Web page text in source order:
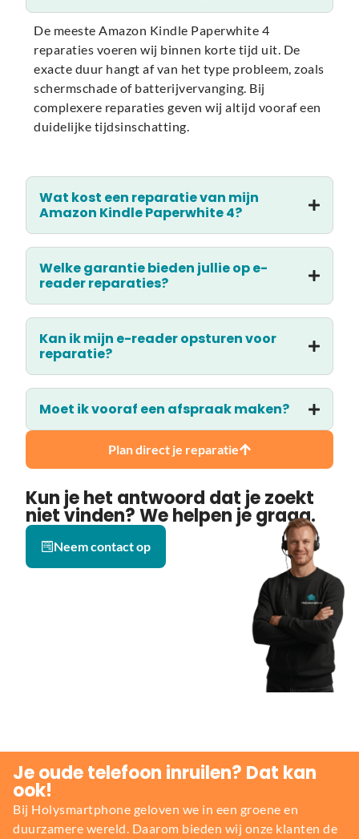
De meeste Amazon Kindle Paperwhite 4
reparaties voeren wij binnen korte tijd uit. De
exacte duur hangt af van het type probleem, zoals
schermschade of batterijvervanging. Bij
complexere reparaties geven wij altijd vooraf een
duidelijke tijdsinschatting.
Wat kost een reparatie van mijn
Amazon Kindle Paperwhite 4?
Welke garantie bieden jullie op e-
reader reparaties?
Kan ik mijn e-reader opsturen voor
reparatie?
Moet ik vooraf een afspraak maken?
Plan direct je reparatie
Kun je het antwoord dat je zoekt
niet vinden? We helpen je graag.
Neem contact op
Je oude telefoon inruilen? Dat kan
ook!
Bij Holysmartphone geloven we in een groene en
duurzamere wereld. Daarom bieden wij onze klanten de